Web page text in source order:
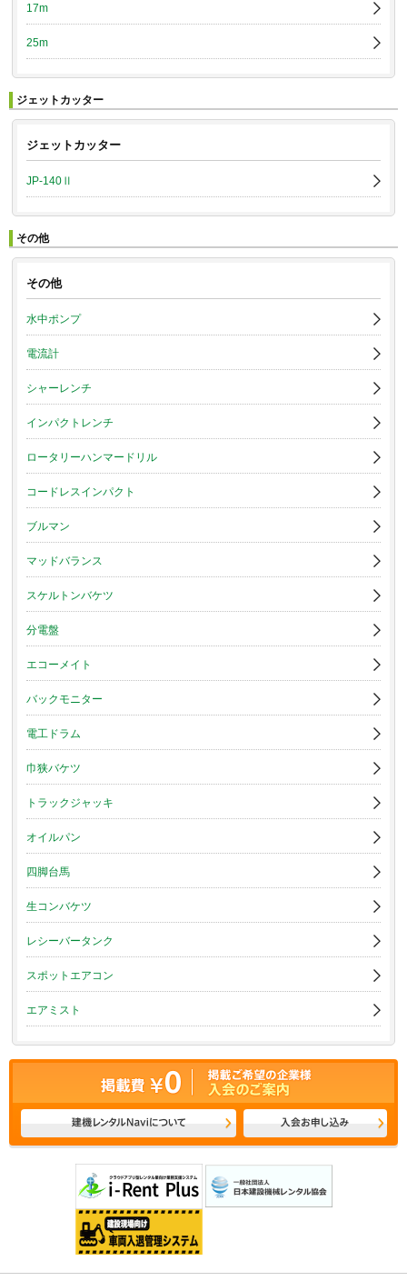
17m
25m
ジェットカッター
ジェットカッター
JP-140Ⅱ
その他
その他
水中ポンプ
電流計
シャーレンチ
インパクトレンチ
ロータリーハンマードリル
コードレスインパクト
ブルマン
マッドバランス
スケルトンバケツ
分電盤
エコーメイト
バックモニター
電工ドラム
巾狭バケツ
トラックジャッキ
オイルパン
四脚台馬
生コンバケツ
レシーバータンク
スポットエアコン
エアミスト